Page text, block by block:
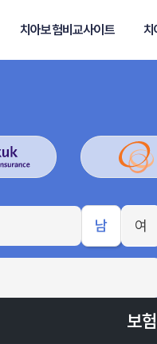
치아보험비교사이트 치
남 여
보